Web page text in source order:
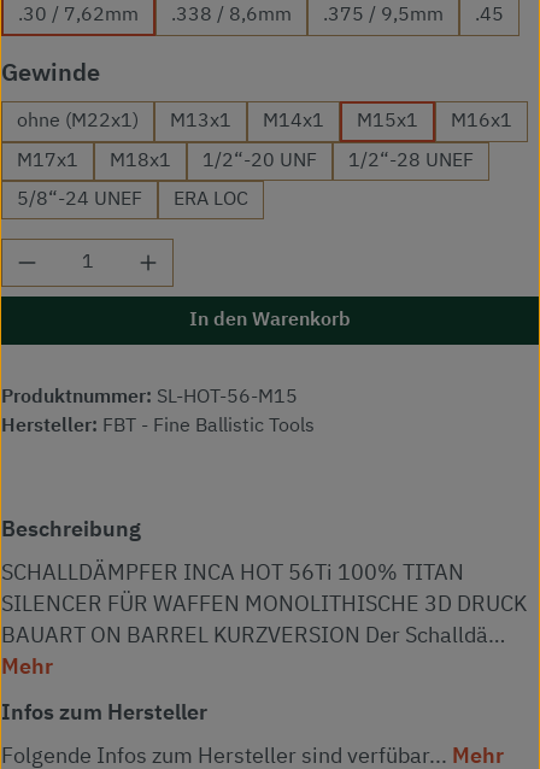
.30 / 7,62mm .338 / 8,6mm .375 / 9,5mm .45
Gewindeauswählen
ohne (M22x1) M13x1 M14x1 M15x1 M16x1
M17x1 M18x1 1/2“-20 UNF
1/2“-28 UNEF
5/8“-24 UNEF
ERA LOC
Produkt Anzahl: Gib den gewünschten
In den Warenkorb
Produktnummer: SL-HOT-56-M15
Hersteller: FBT - Fine Ballistic Tools
Beschreibung
SCHALLDÄMPFER INCA HOT 56Ti 100% TITAN
SILENCER FÜR WAFFEN MONOLITHISCHE 3D DRUCK
BAUART ON BARREL KURZVERSION Der Schalldä…
Mehr
Infos zum Hersteller
Folgende Infos zum Hersteller sind verfübar... Mehr